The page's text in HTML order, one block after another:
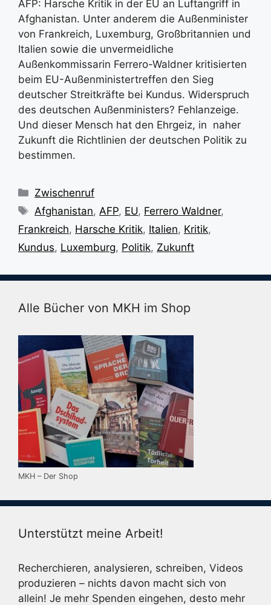
AFP: Harsche Kritik in der EU an Luftangriff in
Afghanistan. Unter anderem die Außenminister
von Frankreich, Luxemburg, Großbritannien und
Italien sowie die unvermeidliche
Außenkommissarin Ferrero-Waldner kritisierten
beim EU-Außenministertreffen den Sieg
deutscher Streitkräfte bei Kundus. Widerspruch
des deutschen Außenministers? Fehlanzeige.
Und dieser Mensch hat den Ehrgeiz, in naher
Zukunft die Richtlinien der deutschen Politik zu
bestimmen.
Kategorien
Zwischenruf
Schlagwörter
Afghanistan,AFP, EU, Ferrero Waldner,
Frankreich, Harsche Kritik, Italien, Kritik,
Kundus, Luxemburg, Politik, Zukunft
Alle Bücher von MKH im Shop
MKH – Der Shop
Unterstützt meine Arbeit!
Recherchieren, analysieren, schreiben, Videos
produzieren – nichts davon macht sich von
allein! Je mehr Spenden eingehen, desto mehr